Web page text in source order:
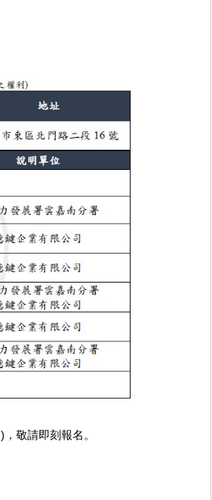
) ，敬請即刻報名。